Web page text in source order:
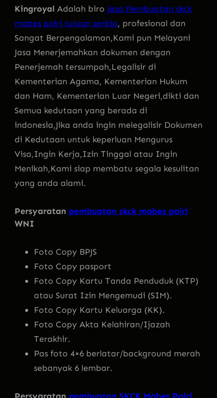
Kingroyal Adalah biro jasa Pembuatan skck
mabes polri tujuan serbia, profesional dan
Sangat Berpengalaman,Kami pun Melayani
Jasa Menerjemahkan dokumen dengan
Penerjemah tersumpah,Legalisir di
Kementerian Agama, Kementerian Hukum
dan Ham, Kementerian Luar Negeri,dikti dan
Semua kedutaan yang berada di
indonesia,Jika anda ingin melegalisir Dokumen
di Kedutaan untuk keperluan Mengurus
Visa,Ingin Kerja,Izin Tinggal atau Ingin
Menikah,Kami siap membatu segala kesulitan
yang anda alami.
Persyaratan pembuatan skck mabes polri
WNI
Foto Copy BPJS
Foto Copy pasport
Foto Copy Kartu Tanda Penduduk (KTP)
atau Surat Izin Mengemudi (SIM).
Foto Copy Kartu Keluarga (KK).
Foto Copy Akta Kelahiran/Ijazah
Terakhir.
Pas foto 4×6 berlatar/background merah
sebanyak 6 lembar.